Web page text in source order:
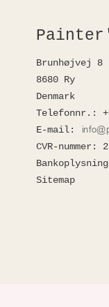
Brunhøjvej 8
8680 Ry
Denmark
Telefonnr. :
E-mail:
CVR-nummer:
Sitemap